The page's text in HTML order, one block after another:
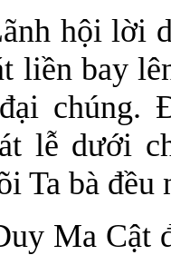
hội lời
liền bay
chúng.
lễ dưới
Ta bà
Ma Cật